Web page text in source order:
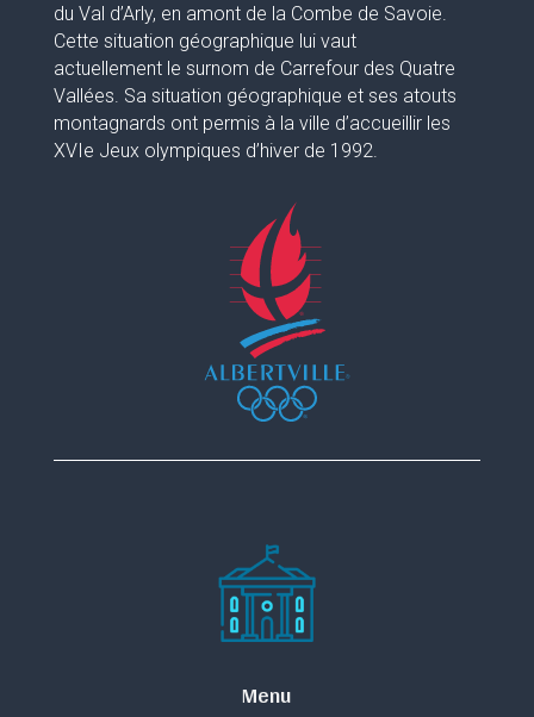
du Val d’Arly, en amont de la Combe de Savoie.
Cette situation géographique lui vaut
actuellement le surnom de Carrefour des Quatre
Vallées. Sa situation géographique et ses atouts
montagnards ont permis à la ville d’accueillir les
XVIe Jeux olympiques d’hiver de 1992.
Menu